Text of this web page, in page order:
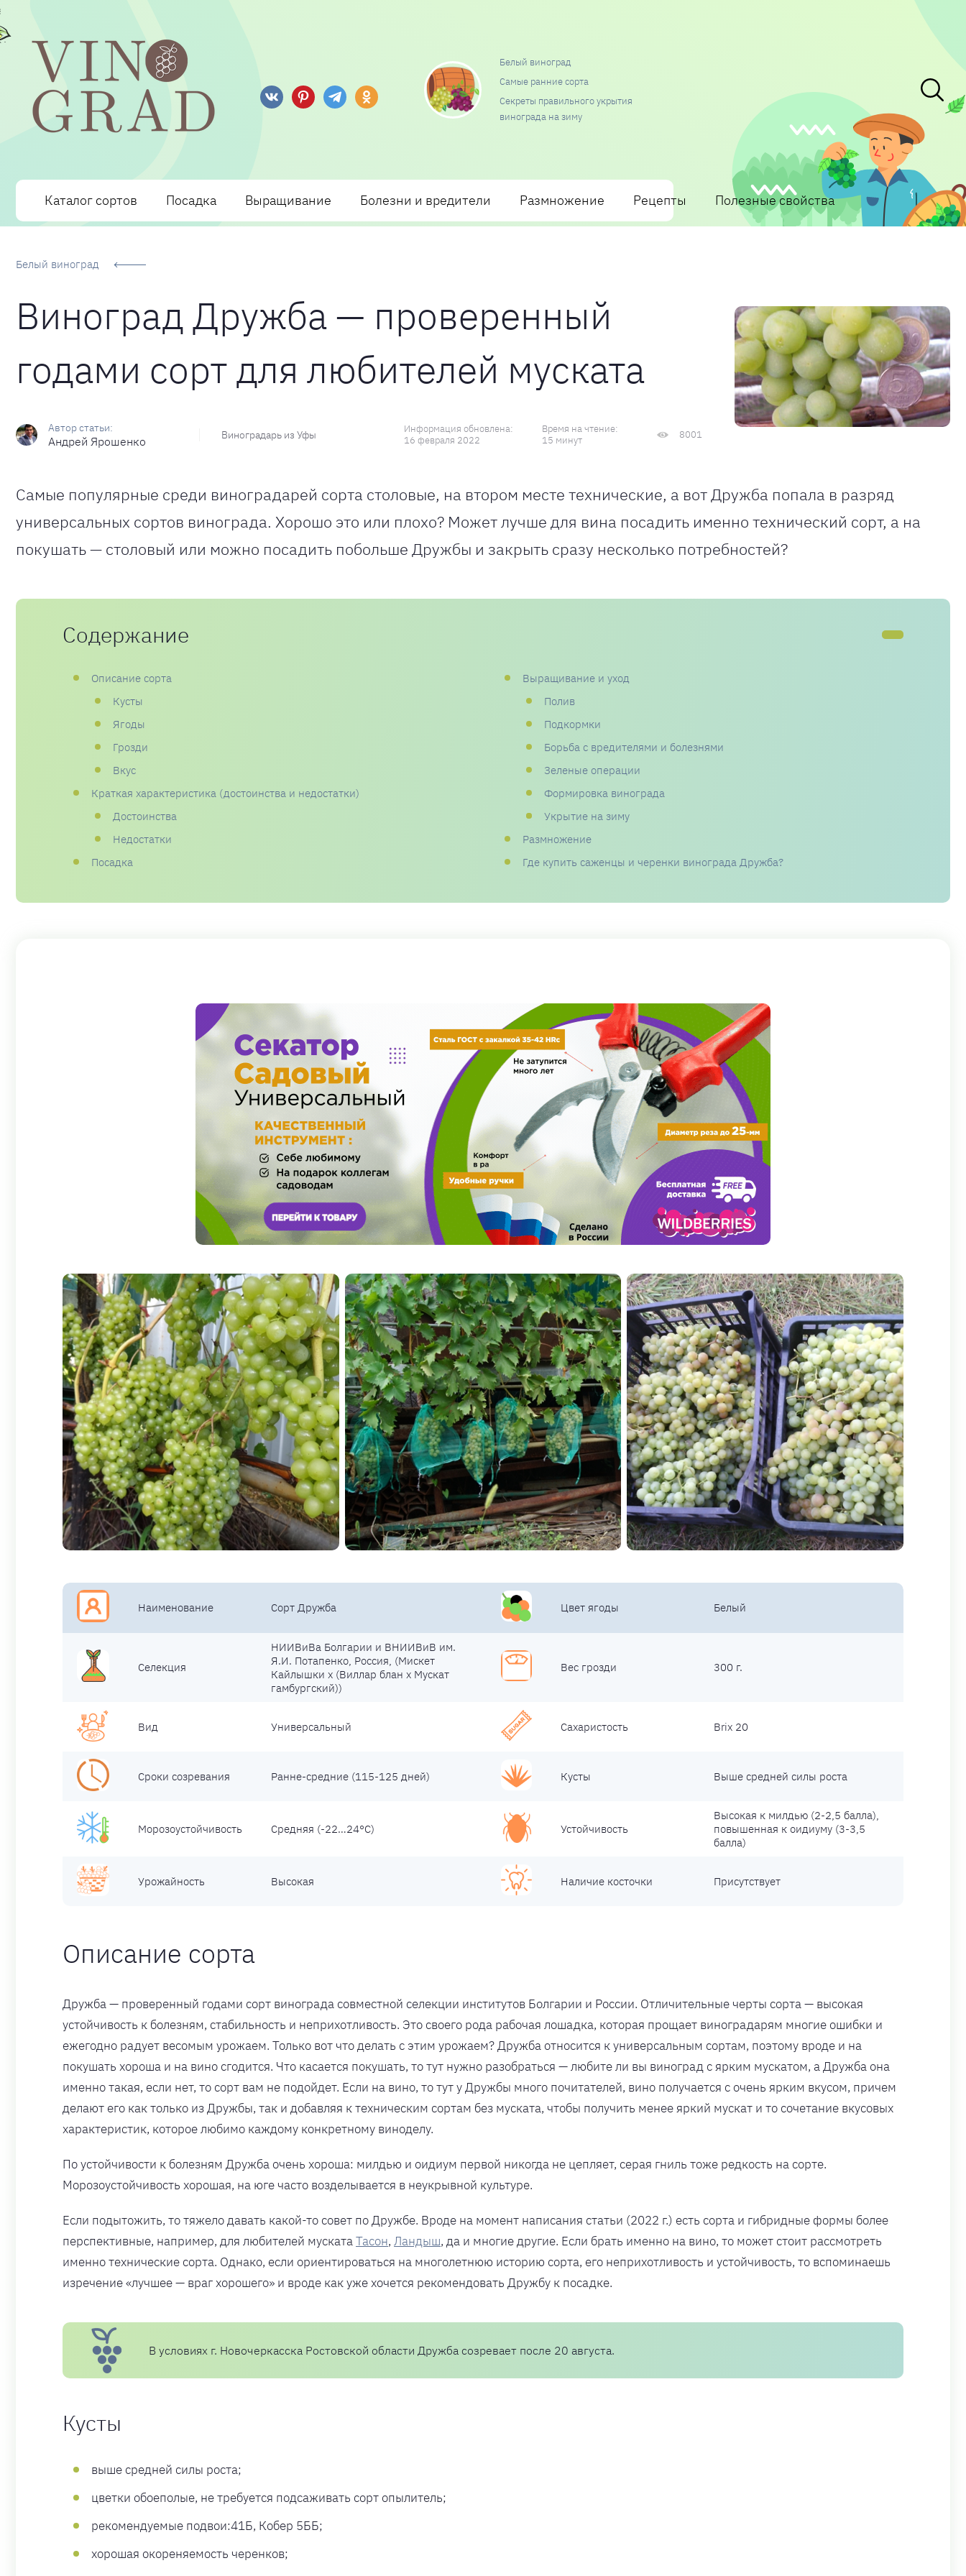
Сорта Винограда: описание, фото, отзывы, технологии посадки и ухода
Белый виноград
Самые ранние сорта
Секреты правильного укрытия
винограда на зиму
Каталог сортов Посадка Выращивание Болезни и вредители Размножение Рецепты Полезные свойства
Белый виноград
Виноград Дружба — проверенный
годами сорт для любителей муската
Андрей Ярошенко Виноградарь из Уфы
Информация обновлена:
16 февраля 2022
Время на чтение:
15 минут
8001
Самые популярные среди виноградарей сорта столовые, на втором месте технические, а вот Дружба попала в разряд
универсальных сортов винограда. Хорошо это или плохо? Может лучше для вина посадить именно технический сорт, а на
покушать — столовый или можно посадить побольше Дружбы и закрыть сразу несколько потребностей?
Содержание
Описание сорта
Кусты
Ягоды
Грозди
Вкус
Краткая характеристика (достоинства и недостатки)
Достоинства
Недостатки
Посадка
Выращивание и уход
Полив
Подкормки
Борьба с вредителями и болезнями
Зеленые операции
Формировка винограда
Укрытие на зиму
Размножение
Где купить саженцы и черенки винограда Дружба?
Наименование Сорт Дружба Цвет ягоды Белый
Селекция
НИИВиВа Болгарии и ВНИИВиВ им.
Я.И. Потапенко, Россия, (Мискет
Кайлышки x (Виллар блан x Мускат
гамбургский))
Вес грозди 300 г.
Вид Универсальный Сахаристость Brix 20
Сроки созревания Ранне-средние (115-125 дней) Кусты Выше средней силы роста
Морозоустойчивость Средняя (-22…24°С) Устойчивость
Высокая к милдью (2-2,5 балла),
повышенная к оидиуму (3-3,5
балла)
Урожайность Высокая Наличие косточки Присутствует
Описание сорта
Дружба — проверенный годами сорт винограда совместной селекции институтов Болгарии и России. Отличительные черты сорта — высокая
устойчивость к болезням, стабильность и неприхотливость. Это своего рода рабочая лошадка, которая прощает виноградарям многие ошибки и
ежегодно радует весомым урожаем. Только вот что делать с этим урожаем? Дружба относится к универсальным сортам, поэтому вроде и на
покушать хороша и на вино сгодится. Что касается покушать, то тут нужно разобраться — любите ли вы виноград с ярким мускатом, а Дружба она
именно такая, если нет, то сорт вам не подойдет. Если на вино, то тут у Дружбы много почитателей, вино получается с очень ярким вкусом, причем
делают его как только из Дружбы, так и добавляя к техническим сортам без муската, чтобы получить менее яркий мускат и то сочетание вкусовых
характеристик, которое любимо каждому конкретному виноделу.
По устойчивости к болезням Дружба очень хороша: милдью и оидиум первой никогда не цепляет, серая гниль тоже редкость на сорте.
Морозоустойчивость хорошая, на юге часто возделывается в неукрывной культуре.
Если подытожить, то тяжело давать какой-то совет по Дружбе. Вроде на момент написания статьи (2022 г.) есть сорта и гибридные формы более
перспективные, например, для любителей мускатаТасон, Ландыш, да и многие другие. Если брать именно на вино, то может стоит рассмотреть
именно технические сорта. Однако, если ориентироваться на многолетнюю историю сорта, его неприхотливость и устойчивость, то вспоминаешь
изречение «лучшее — враг хорошего» и вроде как уже хочется рекомендовать Дружбу к посадке.
В условиях г. Новочеркасска Ростовской области Дружба созревает после 20 августа.
Кусты
выше средней силы роста;
цветки обоеполые, не требуется подсаживать сорт опылитель;
рекомендуемые подвои:41Б, Кобер 5ББ;
хорошая окореняемость черенков;